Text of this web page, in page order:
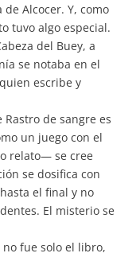
Alcocer. Y, como
tuvo algo especial.
del Buey, a
se notaba en el
escribe y
de sangre es
un juego con el
relato— se cree
se dosifica con
el final y no
El misterio se
fue solo el libro,